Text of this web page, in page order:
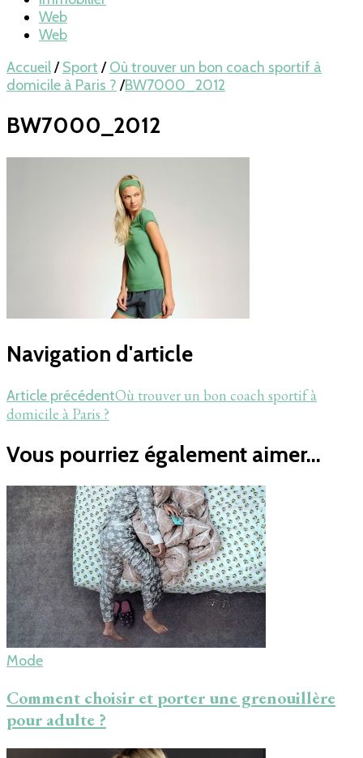
Web
Web
Accueil/ Sport / Où trouver un bon coach sportif à
domicile à Paris ? /BW7000_2012
BW7000_2012
Navigation d'article
Article précédentOù trouver un bon coach sportif à
domicile à Paris ?
Vous pourriez également aimer...
Mode
Comment choisir et porter une grenouillère
pour adulte ?